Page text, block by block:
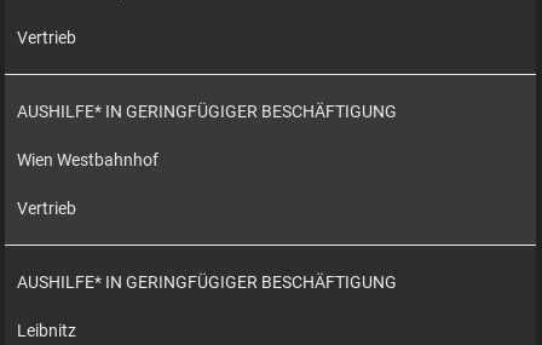
Vertrieb
AUSHILFE* IN GERINGFÜGIGER BESCHÄFTIGUNG
Wien Westbahnhof
Vertrieb
AUSHILFE* IN GERINGFÜGIGER BESCHÄFTIGUNG
Leibnitz